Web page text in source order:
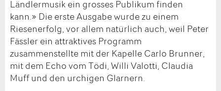
Ländlermusik ein grosses Publikum finden
kann.» Die erste Ausgabe wurde zu einem
Riesenerfolg, vor allem natürlich auch, weil Peter
Fässler ein attraktives Programm
zusammenstellte mit der Kapelle Carlo Brunner,
mit dem Echo vom Tödi, Willi Valotti, Claudia
Muff und den urchigen Glarnern.